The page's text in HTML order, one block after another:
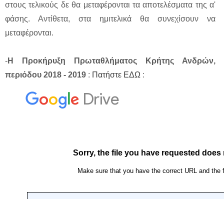
στους τελικούς δε θα μεταφέρονται τα αποτελέσματα της α'
φάσης. Αντίθετα, στα ημιτελικά θα συνεχίσουν να
μεταφέρονται.
-Η Προκήρυξη Πρωταθλήματος Κρήτης Ανδρών,
περιόδου 2018 - 2019 : Πατήστε ΕΔΩ :